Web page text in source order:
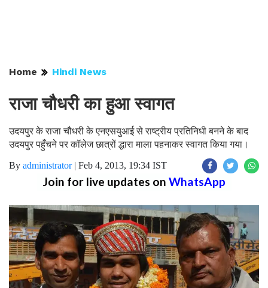
Home Hindi News
राजा चौधरी का हुआ स्वागत
उदयपुर के राजा चौधरी के एनएसयुआई से राष्ट्रीय प्रतिनिधी बनने के बाद
उदयपुर पहुँचने पर कॉलेज छात्रों द्धारा माला पहनाकर स्वागत किया गया।
By administrator| Feb 4, 2013, 19:34 IST
Join for live updates on WhatsApp